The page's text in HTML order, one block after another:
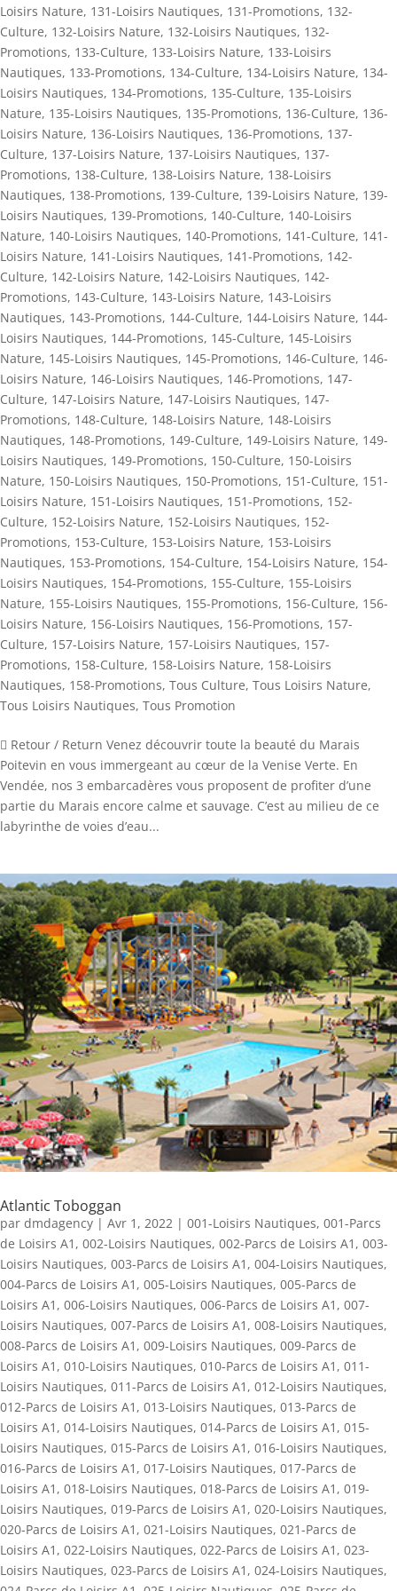
Loisirs Nature, 131-Loisirs Nautiques, 131-Promotions, 132-
Culture, 132-Loisirs Nature, 132-Loisirs Nautiques, 132-
Promotions, 133-Culture, 133-Loisirs Nature, 133-Loisirs
Nautiques, 133-Promotions, 134-Culture, 134-Loisirs Nature, 134-
Loisirs Nautiques, 134-Promotions, 135-Culture, 135-Loisirs
Nature, 135-Loisirs Nautiques, 135-Promotions, 136-Culture, 136-
Loisirs Nature, 136-Loisirs Nautiques, 136-Promotions, 137-
Culture, 137-Loisirs Nature, 137-Loisirs Nautiques, 137-
Promotions, 138-Culture, 138-Loisirs Nature, 138-Loisirs
Nautiques, 138-Promotions, 139-Culture, 139-Loisirs Nature, 139-
Loisirs Nautiques, 139-Promotions, 140-Culture, 140-Loisirs
Nature, 140-Loisirs Nautiques, 140-Promotions, 141-Culture, 141-
Loisirs Nature, 141-Loisirs Nautiques, 141-Promotions, 142-
Culture, 142-Loisirs Nature, 142-Loisirs Nautiques, 142-
Promotions, 143-Culture, 143-Loisirs Nature, 143-Loisirs
Nautiques, 143-Promotions, 144-Culture, 144-Loisirs Nature, 144-
Loisirs Nautiques, 144-Promotions, 145-Culture, 145-Loisirs
Nature, 145-Loisirs Nautiques, 145-Promotions, 146-Culture, 146-
Loisirs Nature, 146-Loisirs Nautiques, 146-Promotions, 147-
Culture, 147-Loisirs Nature, 147-Loisirs Nautiques, 147-
Promotions, 148-Culture, 148-Loisirs Nature, 148-Loisirs
Nautiques, 148-Promotions, 149-Culture, 149-Loisirs Nature, 149-
Loisirs Nautiques, 149-Promotions, 150-Culture, 150-Loisirs
Nature, 150-Loisirs Nautiques, 150-Promotions, 151-Culture, 151-
Loisirs Nature, 151-Loisirs Nautiques, 151-Promotions, 152-
Culture, 152-Loisirs Nature, 152-Loisirs Nautiques, 152-
Promotions, 153-Culture, 153-Loisirs Nature, 153-Loisirs
Nautiques, 153-Promotions, 154-Culture, 154-Loisirs Nature, 154-
Loisirs Nautiques, 154-Promotions, 155-Culture, 155-Loisirs
Nature, 155-Loisirs Nautiques, 155-Promotions, 156-Culture, 156-
Loisirs Nature, 156-Loisirs Nautiques, 156-Promotions, 157-
Culture, 157-Loisirs Nature, 157-Loisirs Nautiques, 157-
Promotions, 158-Culture, 158-Loisirs Nature, 158-Loisirs
Nautiques, 158-Promotions, Tous Culture, Tous Loisirs Nature,
Tous Loisirs Nautiques, Tous Promotion
 Retour / Return Venez découvrir toute la beauté du Marais
Poitevin en vous immergeant au cœur de la Venise Verte. En
Vendée, nos 3 embarcadères vous proposent de profiter d’une
partie du Marais encore calme et sauvage. C’est au milieu de ce
labyrinthe de voies d’eau...
Atlantic Toboggan
par dmdagency | Avr 1, 2022 | 001-Loisirs Nautiques, 001-Parcs
de Loisirs A1 , 002-Loisirs Nautiques, 002-Parcs de Loisirs A1 , 003-
Loisirs Nautiques, 003-Parcs de Loisirs A1 , 004-Loisirs Nautiques,
004-Parcs de Loisirs A1 , 005-Loisirs Nautiques, 005-Parcs de
Loisirs A1 , 006-Loisirs Nautiques, 006-Parcs de Loisirs A1 , 007-
Loisirs Nautiques, 007-Parcs de Loisirs A1 , 008-Loisirs Nautiques,
008-Parcs de Loisirs A1 , 009-Loisirs Nautiques, 009-Parcs de
Loisirs A1 , 010-Loisirs Nautiques, 010-Parcs de Loisirs A1 , 011-
Loisirs Nautiques, 011-Parcs de Loisirs A1 , 012-Loisirs Nautiques,
012-Parcs de Loisirs A1 , 013-Loisirs Nautiques, 013-Parcs de
Loisirs A1 , 014-Loisirs Nautiques, 014-Parcs de Loisirs A1 , 015-
Loisirs Nautiques, 015-Parcs de Loisirs A1 , 016-Loisirs Nautiques,
016-Parcs de Loisirs A1 , 017-Loisirs Nautiques, 017-Parcs de
Loisirs A1 , 018-Loisirs Nautiques, 018-Parcs de Loisirs A1 , 019-
Loisirs Nautiques, 019-Parcs de Loisirs A1 , 020-Loisirs Nautiques,
020-Parcs de Loisirs A1 , 021-Loisirs Nautiques, 021-Parcs de
Loisirs A1 , 022-Loisirs Nautiques, 022-Parcs de Loisirs A1 , 023-
Loisirs Nautiques, 023-Parcs de Loisirs A1 , 024-Loisirs Nautiques,